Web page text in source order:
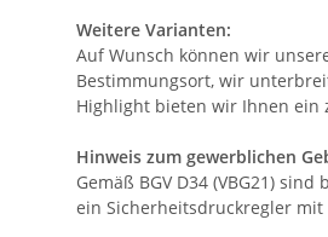
Weitere Varianten:
Auf Wunsch können wir
Bestimmungsort, wir
Highlight bieten wir Ihnen ein
Hinweis zum gewerblichen
Gemäß BGV D34 (VBG21)
ein Sicherheitsdruckregler mit